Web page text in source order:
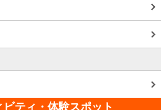
ティ・体験スポット